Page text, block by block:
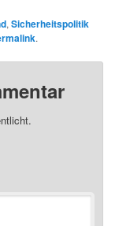
,Sicherheitspolitik
.